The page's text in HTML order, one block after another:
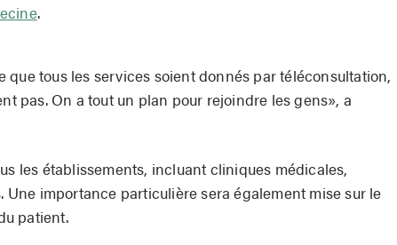
.
que tous les services soient donnés par téléconsultation,
pas. On a tout un plan pour rejoindre les gens», a
les établissements, incluant cliniques médicales,
Une importance particulière sera également mise sur le
patient.